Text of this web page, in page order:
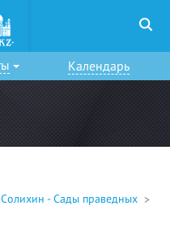
Календарь
Солихин - Сады праведных